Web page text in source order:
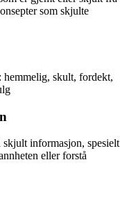
som skjulte
skult, fordekt,
informasjon, spesielt
eller forstå